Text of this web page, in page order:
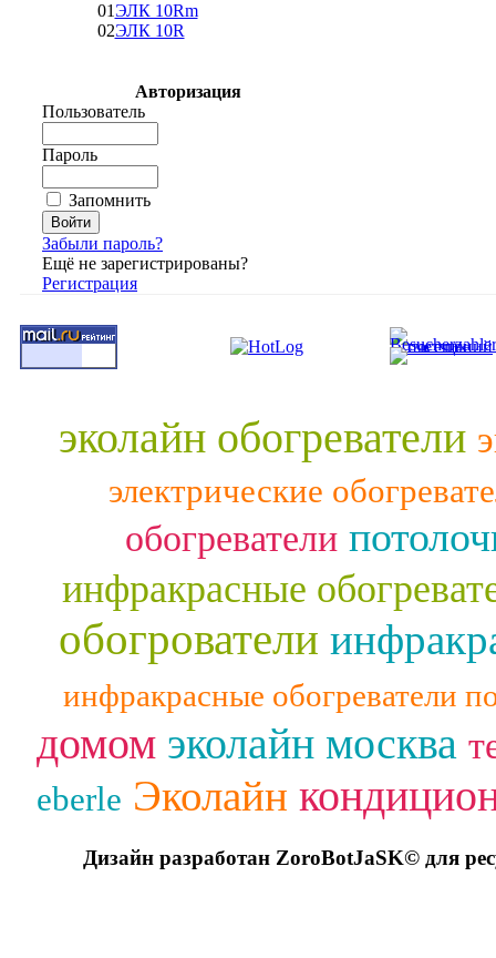
01ЭЛК 10Rm
02ЭЛК 10R
Авторизация
Пользователь
Пароль
Запомнить
Забыли пароль?
Ещё не зарегистрированы?
Регистрация
эколайн обогреватели
электрические
обогреватели
инфракрасные
обогрователи
инфракрасные обогреватели
домом эколайн москва
eberle Эколайн
Дизайн разработан ZoroBotJaSK© для